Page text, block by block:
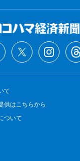
て
供はこちらから
ついて